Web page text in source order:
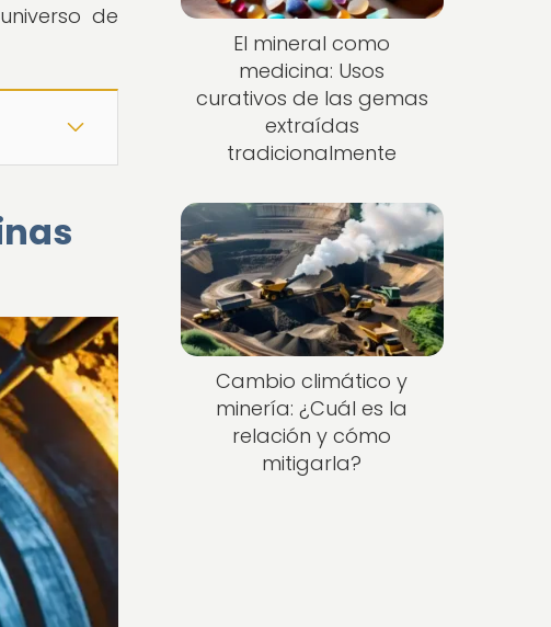
de
El mineral como
medicina: Usos
curativos de las gemas
extraídas
tradicionalmente
Cambio climático y
minería: ¿Cuál es la
relación y cómo
mitigarla?